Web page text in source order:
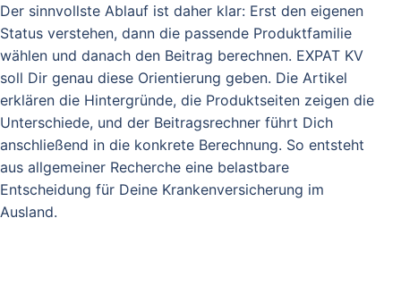
Der sinnvollste Ablauf ist daher klar: Erst den eigenen
Status verstehen, dann die passende Produktfamilie
wählen und danach den Beitrag berechnen. EXPAT KV
soll Dir genau diese Orientierung geben. Die Artikel
erklären die Hintergründe, die Produktseiten zeigen die
Unterschiede, und der Beitragsrechner führt Dich
anschließend in die konkrete Berechnung. So entsteht
aus allgemeiner Recherche eine belastbare
Entscheidung für Deine Krankenversicherung im
Ausland.